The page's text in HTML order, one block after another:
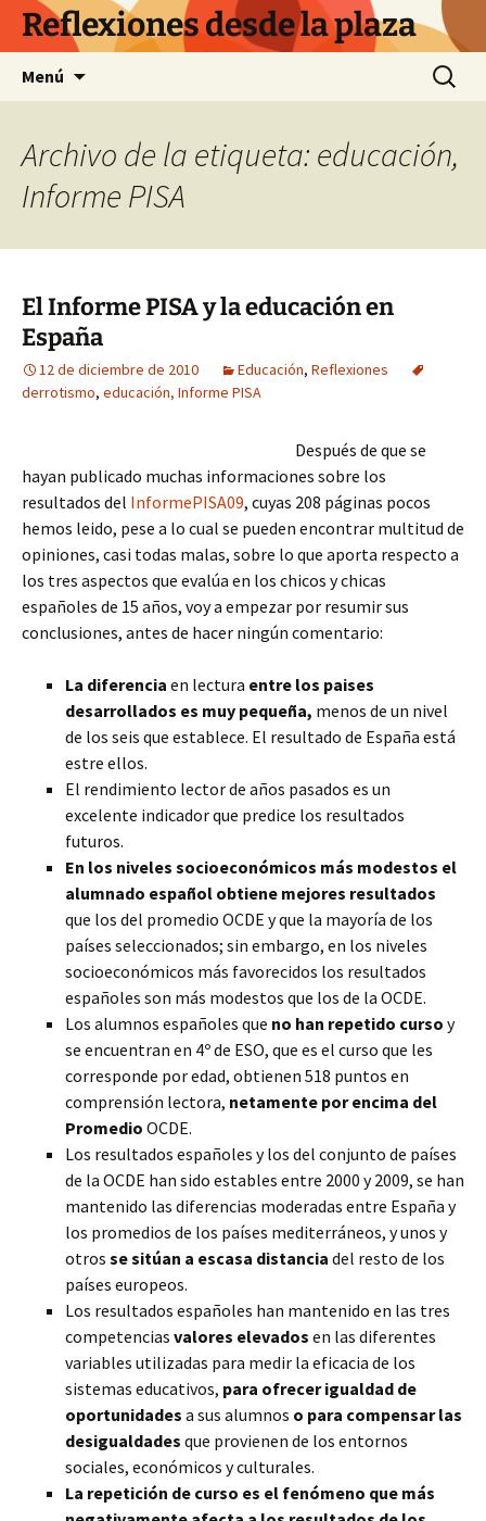
Saltar
contenido
Reflexiones desde la plaza
Menú Buscar:
Archivo de la etiqueta: educación,
Informe PISA
El Informe PISA y la educación en
España
12 de diciembre de 2010 Educación, Reflexiones
derrotismo, educación, Informe PISA
Después de que se
hayan publicado muchas informaciones sobre los
resultados del InformePISA09, cuyas 208 páginas pocos
hemos leido, pese a lo cual se pueden encontrar multitud de
opiniones, casi todas malas, sobre lo que aporta respecto a
los tres aspectos que evalúa en los chicos y chicas
españoles de 15 años, voy a empezar por resumir sus
conclusiones, antes de hacer ningún comentario:
La diferencia en lectura entre los paises
desarrollados es muy pequeña, menos de un nivel
de los seis que establece. El resultado de España está
estre ellos.
El rendimiento lector de años pasados es un
excelente indicador que predice los resultados
futuros.
En los niveles socioeconómicos más modestos el
alumnado español obtiene mejores resultados
que los del promedio OCDE y que la mayoría de los
países seleccionados; sin embargo, en los niveles
socioeconómicos más favorecidos los resultados
españoles son más modestos que los de la OCDE.
Los alumnos españoles que no han repetido curso y
se encuentran en 4º de ESO, que es el curso que les
corresponde por edad, obtienen 518 puntos en
comprensión lectora, netamente por encima del
Promedio OCDE.
Los resultados españoles y los del conjunto de países
de la OCDE han sido estables entre 2000 y 2009, se han
mantenido las diferencias moderadas entre España y
los promedios de los países mediterráneos, y unos y
otros se sitúan a escasa distancia del resto de los
países europeos.
Los resultados españoles han mantenido en las tres
competencias valores elevados en las diferentes
variables utilizadas para medir la eficacia de los
sistemas educativos, para ofrecer igualdad de
oportunidades a sus alumnos o para compensar las
desigualdades que provienen de los entornos
sociales, económicos y culturales.
La repetición de curso es el fenómeno que más